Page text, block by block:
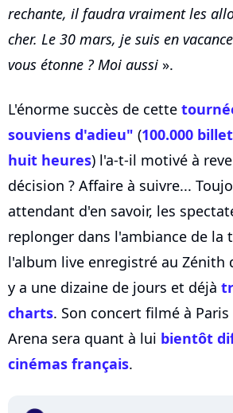
rechante, il faudra vraiment les
cher. Le 30 mars, je suis en
vous étonne ? Moi aussi ».
L'énorme succès de cette
souviens d'adieu" (100.000
huit heures) l'a-t-il motivé à
décision ? Affaire à suivre...
attendant d'en savoir, les
replonger dans l'ambiance de la
l'album live enregistré au Zénith
y a une dizaine de jours et déjà
charts. Son concert filmé à Paris
Arena sera quant à lui bientôt
cinémas français.